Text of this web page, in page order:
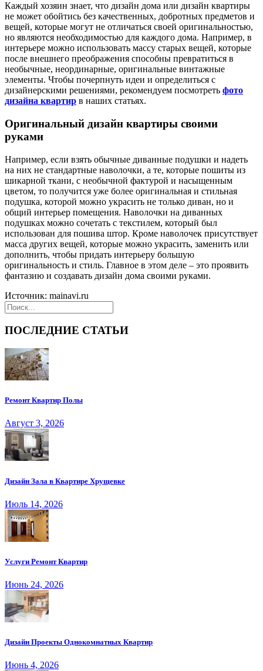
Каждый хозяин знает, что дизайн дома или дизайн квартиры
не может обойтись без качественных, добротных предметов и
вещей, которые могут не отличаться своей оригинальностью,
но являются необходимостью для каждого дома. Например, в
интерьере можно использовать массу старых вещей, которые
после внешнего преображения способны превратиться в
необычные, неординарные, оригинальные винтажные
элементы. Чтобы почерпнуть идеи и определиться с
дизайнерскими решениями, рекомендуем посмотреть фото
дизайна квартир в наших статьях.
Оригинальный дизайн квартиры своими
руками
Например, если взять обычные диванные подушки и надеть
на них не стандартные наволочки, а те, которые пошиты из
шикарной ткани, с необычной фактурой и насыщенным
цветом, то получится уже более оригинальная и стильная
подушка, которой можно украсить не только диван, но и
общий интерьер помещения. Наволочки на диванных
подушках можно сочетать с текстилем, который был
использован для пошива штор. Кроме наволочек присутствует
масса других вещей, которые можно украсить, заменить или
дополнить, чтобы придать интерьеру большую
оригинальность и стиль. Главное в этом деле – это проявить
фантазию и создавать дизайн дома своими руками.
Источник: mainavi.ru
ПОСЛЕДНИЕ СТАТЬИ
Ремонт Квартир Полы
Август 3, 2026
Дизайн Зала в Квартире Хрущевке
Июль 14, 2026
Услуги Ремонт Квартир
Июнь 24, 2026
Дизайн Проекты Однокомнатных Квартир
Июнь 4, 2026